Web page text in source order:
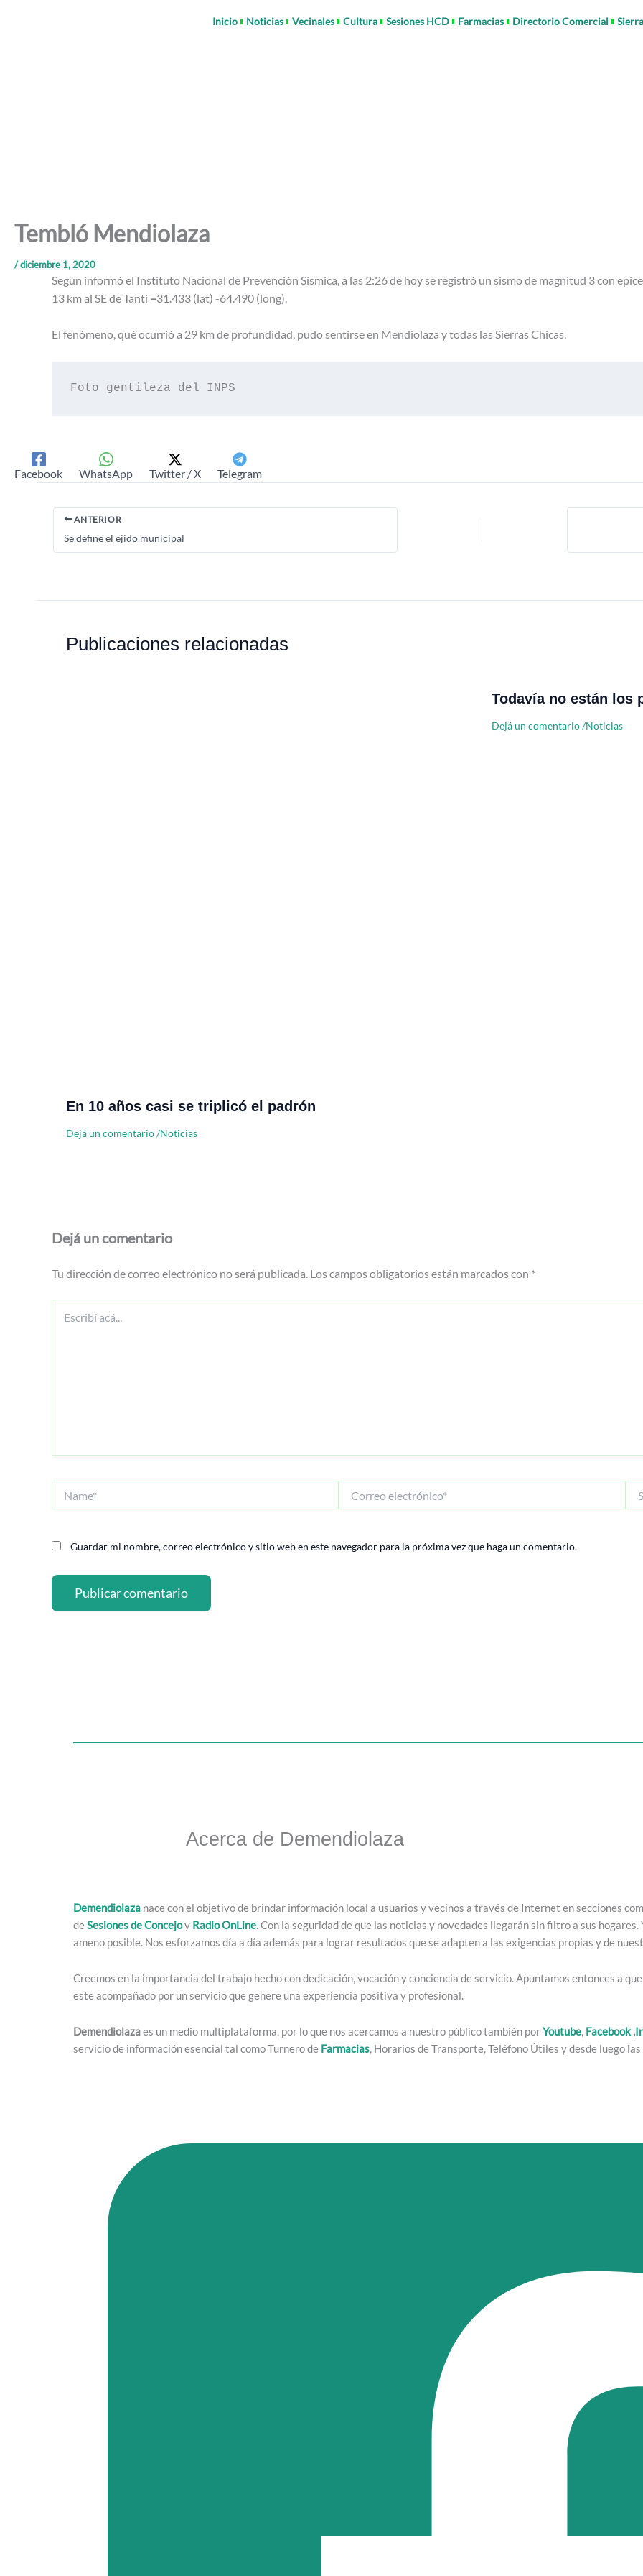
Inicio Noticias Vecinales Cultura Sesiones HCD Farmacias Directorio Comercial
Tembló Mendiolaza
/diciembre 1, 2020
Según informó el Instituto Nacional de Prevención Sísmica, a las 2:26 de hoy se registró un sismo de magnitud 3 con
13 km al SE de Tanti –31.433 (lat) -64.490 (long).
El fenómeno, qué ocurrió a 29 km de profundidad, pudo sentirse en Mendiolaza y todas las Sierras Chicas.
Foto gentileza del INPS
Facebook WhatsApp Twitter / X Telegram
ANTERIOR
Se define el ejido municipal
Publicaciones relacionadas
En 10 años casi se triplicó el padrón
Dejá un comentario/Noticias
Todavía no están los
Dejá un comentario /Noticias
Dejá un comentario
Tu dirección de correo electrónico no será publicada. Los campos obligatorios están marcados con *
acá...
electrónico*
Guardar mi nombre, correo electrónico y sitio web en este navegador para la próxima vez que haga un comentario.
Acerca de Demendiolaza
Demendiolaza nace con el objetivo de brindar información local a usuarios y vecinos a través de Internet en secciones
deSesiones de Concejoy Radio OnLine. Con la seguridad de que las noticias y novedades llegarán sin filtro a sus
ameno posible. Nos esforzamos día a día además para lograr resultados que se adapten a las exigencias propias y de
Creemos en la importancia del trabajo hecho con dedicación, vocación y conciencia de servicio. Apuntamos entonces a
este acompañado por un servicio que genere una experiencia positiva y profesional.
Demendiolazaes un medio multiplataforma, por lo que nos acercamos a nuestro público también porYoutube, Facebook,
servicio de información esencial tal como Turnero de Farmacias, Horarios de Transporte, Teléfono Útiles y desde luego